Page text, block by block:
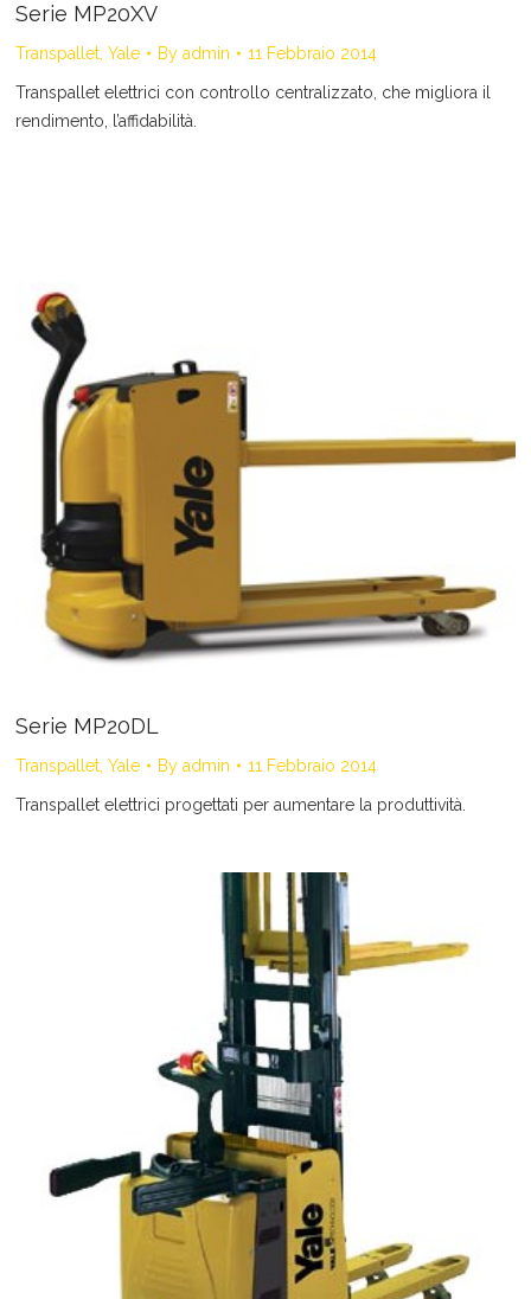
Serie MP20XV
Transpallet, Yale By admin 11 Febbraio 2014
Transpallet elettrici con controllo centralizzato, che migliora il
rendimento, l’affidabilità.
Serie MP20DL
Transpallet, Yale By admin 11 Febbraio 2014
Transpallet elettrici progettati per aumentare la produttività.